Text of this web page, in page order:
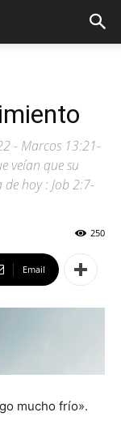
- Marcos 13:21-
veían que su
hoy : Job 2:7-
250
Email
mucho frío».